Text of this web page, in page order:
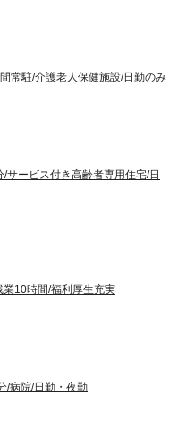
常駐/介護老人保健施設/日勤のみ
サービス付き高齢者専用住宅/日
10時間/福利厚生充実
/病院/日勤・夜勤